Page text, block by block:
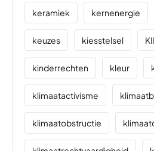
keramiek kernenergie
keuzes kiesstelsel
kinderrechten kleur
klimaatactivisme
klimaatobstructie